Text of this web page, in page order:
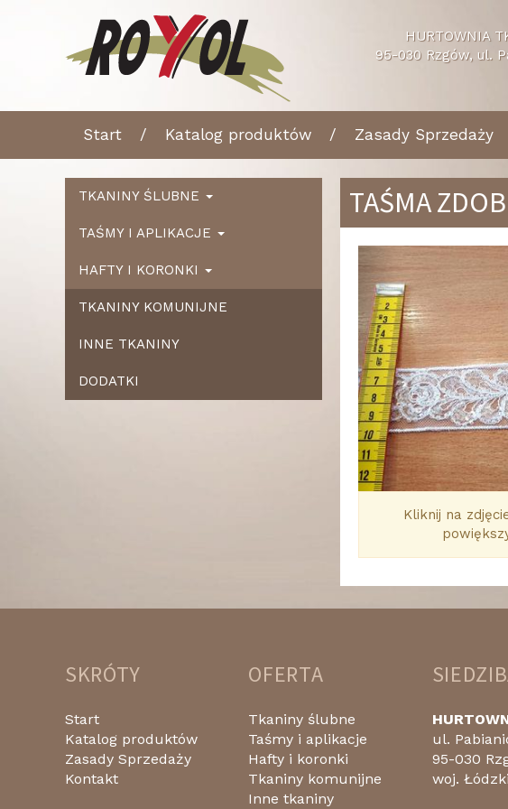
HURTOWNIA
95-030 Rzgów, ul.
Start Katalog produktów Zasady Sprzedaży
TKANINY ŚLUBNE
TAŚMY I APLIKACJE
HAFTY I KORONKI
TKANINY KOMUNIJNE
INNE TKANINY
DODATKI
TAŚMA
Wstecz
Kliknij na
SKRÓTY
Start
Katalog produktów
Zasady Sprzedaży
Kontakt
OFERTA
Tkaniny ślubne
Taśmy i aplikacje
Hafty i koronki
Tkaniny komunijne
Inne tkaniny
ul.
95-030
woj.